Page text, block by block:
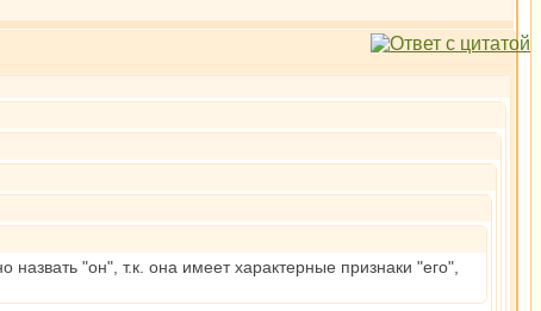
"он", т.к. она имеет характерные признаки "его",